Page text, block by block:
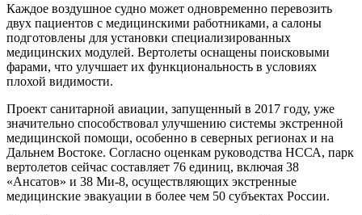
Каждое воздушное судно может одновременно перевозить
двух пациентов с медицинскими работниками, а салоны
подготовлены для установки специализированных
медицинских модулей. Вертолеты оснащены поисковыми
фарами, что улучшает их функциональность в условиях
плохой видимости.
Проект санитарной авиации, запущенный в 2017 году, уже
значительно способствовал улучшению системы экстренной
медицинской помощи, особенно в северных регионах и на
Дальнем Востоке. Согласно оценкам руководства НССА, парк
вертолетов сейчас составляет 76 единиц, включая 38
«Ансатов» и 38 Ми-8, осуществляющих экстренные
медицинские эвакуации в более чем 50 субъектах России.